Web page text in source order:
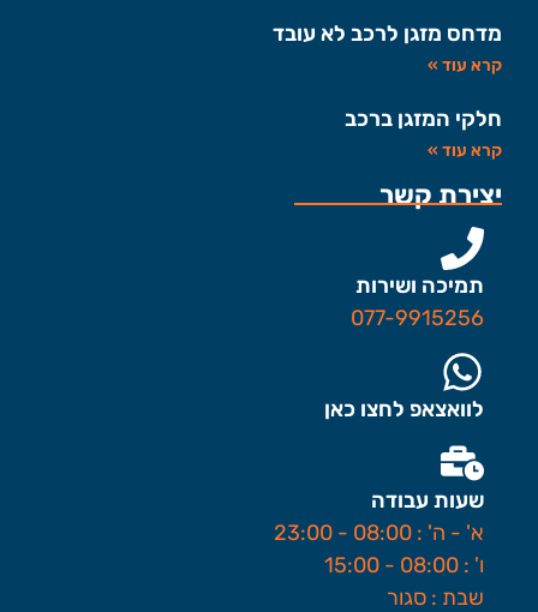
מדחס מזגן לרכב לא עובד
קרא עוד »
חלקי המזגן ברכב
קרא עוד »
יצירת קשר
תמיכה ושירות
077-9915256
לוואצאפ לחצו כאן
שעות עבודה
א' - ה' : 08:00 - 23:00
ו' : 08:00 - 15:00
שבת : סגור